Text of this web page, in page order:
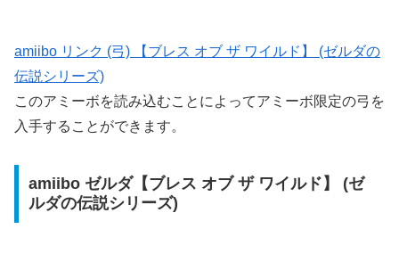
amiibo リンク (弓) 【ブレス オブ ザ ワイルド】 (ゼルダの
伝説シリーズ)
このアミーボを読み込むことによってアミーボ限定の弓を
入手することができます。
amiibo ゼルダ【ブレス オブ ザ ワイルド】 (ゼ
ルダの伝説シリーズ)